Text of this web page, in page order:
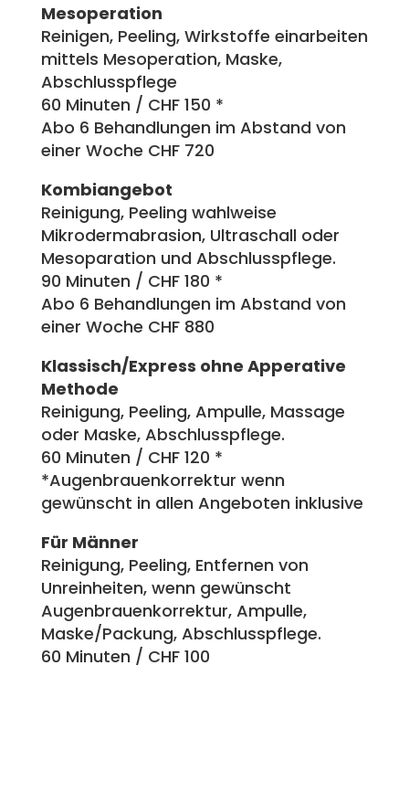
Mesoperation
Reinigen, Peeling, Wirkstoffe einarbeiten
mittels Mesoperation, Maske,
Abschlusspflege
60 Minuten / CHF 150 *
Abo 6 Behandlungen im Abstand von
einer Woche CHF 720
Kombiangebot
Reinigung, Peeling wahlweise
Mikrodermabrasion, Ultraschall oder
Mesoparation und Abschlusspflege.
90 Minuten / CHF 180 *
Abo 6 Behandlungen im Abstand von
einer Woche CHF 880
Klassisch/Express ohne Apperative
Methode
Reinigung, Peeling, Ampulle, Massage
oder Maske, Abschlusspflege.
60 Minuten / CHF 120 *
*Augenbrauenkorrektur wenn
gewünscht in allen Angeboten inklusive
Für Männer
Reinigung, Peeling, Entfernen von
Unreinheiten, wenn gewünscht
Augenbrauenkorrektur, Ampulle,
Maske/Packung, Abschlusspflege.
60 Minuten / CHF 100